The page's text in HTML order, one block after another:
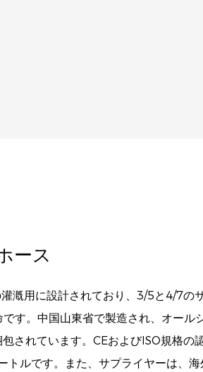
ース
漑用に設計されており、3/5と4/7の
す。中国山東省で製造され、オール
されています。CEおよびISO規格の
トルです。また、サプライヤーは、海